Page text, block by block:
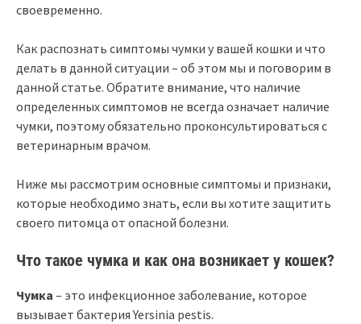
своевременно.
Как распознать симптомы чумки у вашей кошки и что
делать в данной ситуации – об этом мы и поговорим в
данной статье. Обратите внимание, что наличие
определенных симптомов не всегда означает наличие
чумки, поэтому обязательно проконсультироваться с
ветеринарным врачом.
Ниже мы рассмотрим основные симптомы и признаки,
которые необходимо знать, если вы хотите защитить
своего питомца от опасной болезни.
Что такое чумка и как она возникает у кошек?
Чумка – это инфекционное заболевание, которое
вызывает бактерия Yersinia pestis.